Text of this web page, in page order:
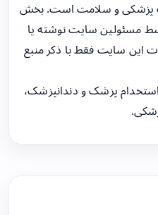
پزشکی و سلامت است. بخش
مسئولین سایت نوشته یا
این سایت فقط با ذکر منبع
پزشک و دندانپزشک،